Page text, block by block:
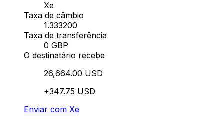
Xe
Taxa de câmbio
1.333200
Taxa de transferência
0 GBP
O destinatário recebe
26,664.00 USD
+347.75 USD
Enviar com Xe